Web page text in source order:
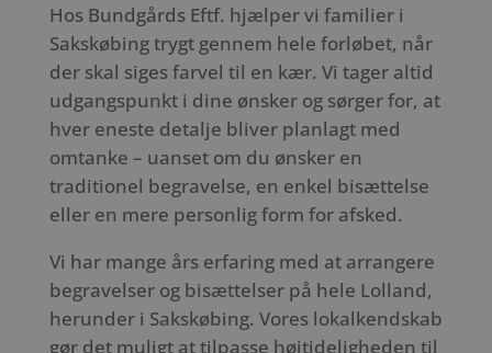
Hos Bundgårds Eftf. hjælper vi familier i
Sakskøbing trygt gennem hele forløbet, når
der skal siges farvel til en kær. Vi tager altid
udgangspunkt i dine ønsker og sørger for, at
hver eneste detalje bliver planlagt med
omtanke – uanset om du ønsker en
traditionel begravelse, en enkel bisættelse
eller en mere personlig form for afsked.
Vi har mange års erfaring med at arrangere
begravelser og bisættelser på hele Lolland,
herunder i Sakskøbing. Vores lokalkendskab
gør det muligt at tilpasse højtideligheden til